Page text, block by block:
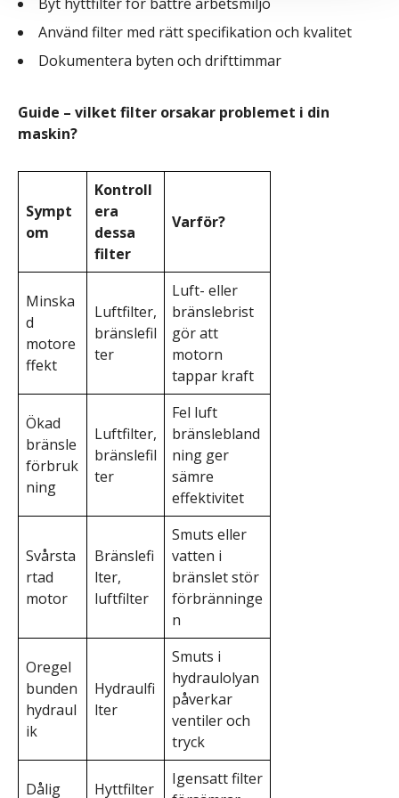
Använd filter med rätt specifikation och kvalitet
Dokumentera byten och drifttimmar
Guide – vilket filter orsakar problemet i din
maskin?
Sympt
om
Kontroll
era
dessa
filter
Varför?
Minska
d
motore
ffekt
Luftfilter,
bränslefil
ter
Luft- eller
bränslebrist
gör att
motorn
tappar kraft
Ökad
bränsle
förbruk
ning
Luftfilter,
bränslefil
ter
Fel luft
bränslebland
ning ger
sämre
effektivitet
Svårsta
rtad
motor
Bränslefi
lter,
luftfilter
Smuts eller
vatten i
bränslet stör
förbränninge
n
Oregel
bunden
hydraul
ik
Hydraulfi
lter
Smuts i
hydraulolyan
påverkar
ventiler och
tryck
Dålig Hyttfilter
Igensatt filter